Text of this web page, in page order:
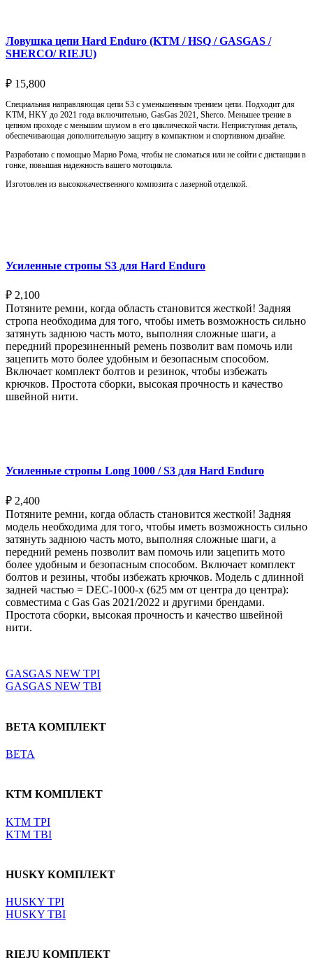
Ловушка цепи Hard Enduro (KTM / HSQ / GASGAS /
SHERCO/ RIEJU)
₽ 15,800
Специальная направляющая цепи S3 с уменьшенным трением цепи. Подходит для
KTM, HKY до 2021 года включительно, GasGas 2021, Sherco. Меньшее трение в
цепном проходе с меньшим шумом в его циклической части. Неприступная деталь,
обеспечивающая дополнительную защиту в компактном и спортивном дизайне.
Разработано с помощью Марио Рома, чтобы не сломаться или не сойти с дистанции в
гонке, повышая надежность вашего мотоцикла.
Изготовлен из высококачественного композита с лазерной отделкой.
Усиленные стропы S3 для Hard Enduro
₽ 2,100
Потяните ремни, когда область становится жесткой! Задняя
стропа необходима для того, чтобы иметь возможность сильно
затянуть заднюю часть мото, выполняя сложные шаги, а
передний прорезиненный ремень позволит вам помочь или
зацепить мото более удобным и безопасным способом.
Включает комплект болтов и резинок, чтобы избежать
крючков. Простота сборки, высокая прочность и качество
швейной нити.
Усиленные стропы Long 1000 / S3 для Hard Enduro
₽ 2,400
Потяните ремни, когда область становится жесткой! Задняя
модель необходима для того, чтобы иметь возможность сильно
затянуть заднюю часть мото, выполняя сложные шаги, а
передний ремень позволит вам помочь или зацепить мото
более удобным и безопасным способом. Включает комплект
болтов и резины, чтобы избежать крючков. Модель с длинной
задней частью = DEC-1000-x (625 мм от центра до центра):
совместима с Gas Gas 2021/2022 и другими брендами.
Простота сборки, высокая прочность и качество швейной
нити.
GASGAS NEW TPI
GASGAS NEW TBI
BETA КОМПЛЕКТ
BETA
KTM КОМПЛЕКТ
KTM TPI
KTM TBI
HUSKY КОМПЛЕКТ
HUSKY TPI
HUSKY TBI
RIEJU КОМПЛЕКТ